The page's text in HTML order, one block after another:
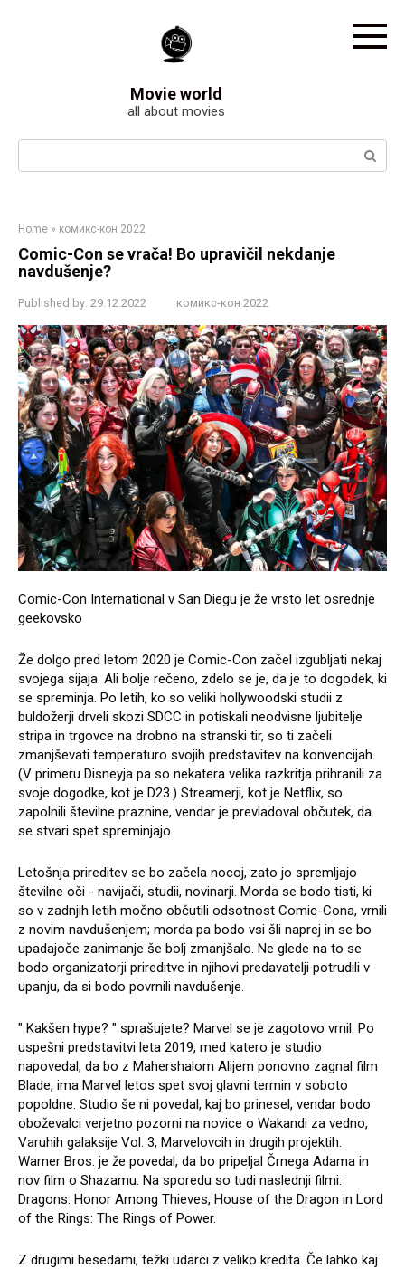
Movie world
all about movies
Search:
Home » комикс-кон 2022
Comic-Con se vrača! Bo upravičil nekdanje
navdušenje?
Published by: 29.12.2022 комикс-кон 2022
Comic-Con International v San Diegu je že vrsto let osrednje
geekovsko
Že dolgo pred letom 2020 je Comic-Con začel izgubljati nekaj
svojega sijaja. Ali bolje rečeno, zdelo se je, da je to dogodek, ki
se spreminja. Po letih, ko so veliki hollywoodski studii z
buldožerji drveli skozi SDCC in potiskali neodvisne ljubitelje
stripa in trgovce na drobno na stranski tir, so ti začeli
zmanjševati temperaturo svojih predstavitev na konvencijah.
(V primeru Disneyja pa so nekatera velika razkritja prihranili za
svoje dogodke, kot je D23.) Streamerji, kot je Netflix, so
zapolnili številne praznine, vendar je prevladoval občutek, da
se stvari spet spreminjajo.
Letošnja prireditev se bo začela nocoj, zato jo spremljajo
številne oči - navijači, studii, novinarji. Morda se bodo tisti, ki
so v zadnjih letih močno občutili odsotnost Comic-Cona, vrnili
z novim navdušenjem; morda pa bodo vsi šli naprej in se bo
upadajoče zanimanje še bolj zmanjšalo. Ne glede na to se
bodo organizatorji prireditve in njihovi predavatelji potrudili v
upanju, da si bodo povrnili navdušenje.
" Kakšen hype? " sprašujete? Marvel se je zagotovo vrnil. Po
uspešni predstavitvi leta 2019, med katero je studio
napovedal, da bo z Mahershalom Alijem ponovno zagnal film
Blade, ima Marvel letos spet svoj glavni termin v soboto
popoldne. Studio še ni povedal, kaj bo prinesel, vendar bodo
oboževalci verjetno pozorni na novice o Wakandi za vedno,
Varuhih galaksije Vol. 3, Marvelovcih in drugih projektih.
Warner Bros. je že povedal, da bo pripeljal Črnega Adama in
nov film o Shazamu. Na sporedu so tudi naslednji filmi:
Dragons: Honor Among Thieves, House of the Dragon in Lord
of the Rings: The Rings of Power.
Z drugimi besedami, težki udarci z veliko kredita. Če lahko kaj